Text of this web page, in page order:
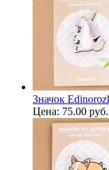
Значок
Цена: 75.00 руб.